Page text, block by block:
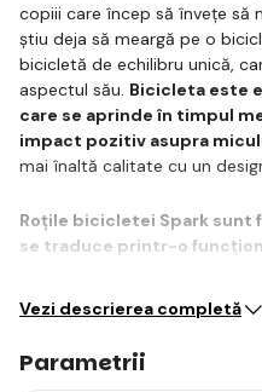
copiii care încep să învețe să
știu deja să meargă pe o
bicicletă de echilibru unică,
aspectul său. Bicicleta este
care se aprinde în timpul
impact pozitiv asupra
mai înaltă calitate cu un
Roțile bicicletei Spark sunt
se traduce printr-o
Anvelopele sunt excelente
Vezi descrierea completă
Parametrii